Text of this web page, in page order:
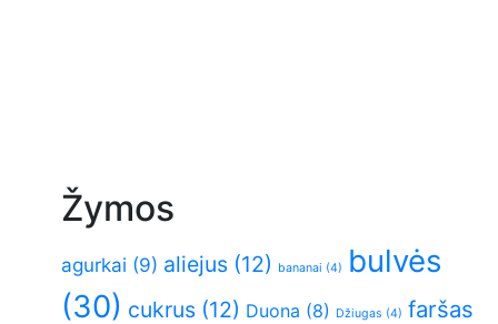
Žymos
agurkai (9) aliejus (12) bananai (4)
bulvės
(30) cukrus (12) Duona (8) Džiugas (4) faršas